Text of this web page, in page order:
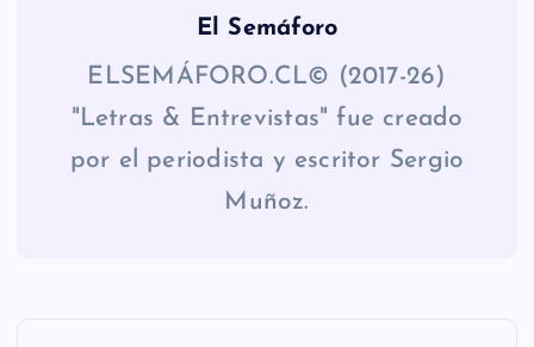
El Semáforo
ELSEMÁFORO.CL© (2017-26)
"Letras & Entrevistas" fue creado
por el periodista y escritor Sergio
Muñoz.